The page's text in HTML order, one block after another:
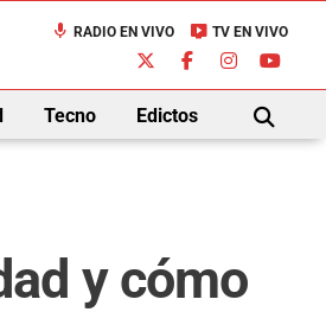
mic RADIO EN VIVO live_tv TV EN VIVO
Tecno Edictos
BUSCAR
y cómo